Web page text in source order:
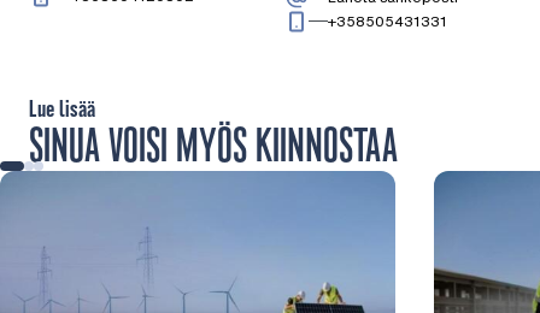
+358505431331
SINUA VOISI MYÖS KIINNOSTAA
Lue lisää